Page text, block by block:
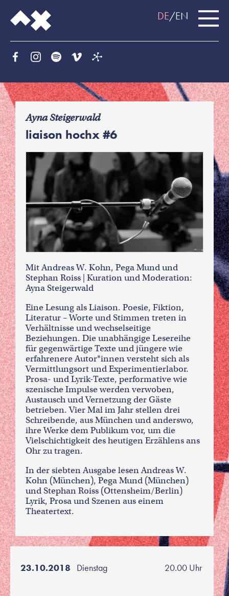
DE EN
f
Ayna Steigerwald
liaison hochx #6
Mit Andreas W. Kohn, Pega Mund und
Stephan Roiss | Kuration und Moderation:
Ayna Steigerwald
Eine Lesung als Liaison. Poesie, Fiktion,
Literatur – Worte und Stimmen treten in
Verhältnisse und wechselseitige
Beziehungen. Die unabhängige Lesereihe
für gegenwärtige Texte und jüngere wie
erfahrenere Autor*innen versteht sich als
Vermittlungsort und Experimentierlabor.
Prosa- und Lyrik-Texte, performative wie
szenische Impulse werden verwoben,
Austausch und Vernetzung der Gäste
betrieben. Vier Mal im Jahr stellen drei
Schreibende, aus München und anderswo,
ihre Werke dem Publikum vor, um die
Vielschichtigkeit des heutigen Erzählens ans
Ohr zu tragen.
In der siebten Ausgabe lesen Andreas W.
Kohn (München), Pega Mund (München)
und Stephan Roiss (Ottensheim/Berlin)
Lyrik, Prosa und Szenen aus einem
Theatertext.
23.10.2018 Dienstag 20.00 Uhr